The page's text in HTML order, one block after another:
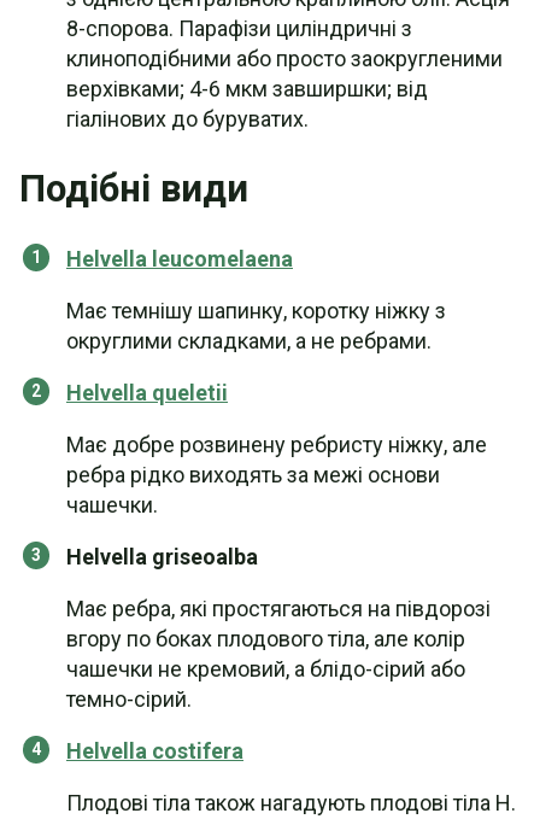
8-спорова. Парафізи циліндричні з
клиноподібними або просто заокругленими
верхівками; 4-6 мкм завширшки; від
гіалінових до буруватих.
Подібні види
Helvella leucomelaena
Має темнішу шапинку, коротку ніжку з
округлими складками, а не ребрами.
Helvella queletii
Має добре розвинену ребристу ніжку, але
ребра рідко виходять за межі основи
чашечки.
Helvella griseoalba
Має ребра, які простягаються на півдорозі
вгору по боках плодового тіла, але колір
чашечки не кремовий, а блідо-сірий або
темно-сірий.
Helvella costifera
Плодові тіла також нагадують плодові тіла H.